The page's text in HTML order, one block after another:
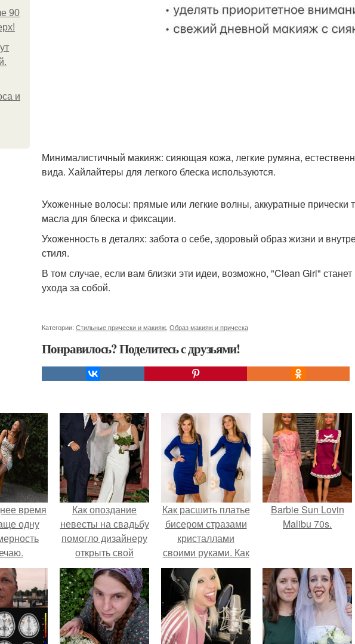
90
и
Минималистичный макияж: сияющая кожа, легкие румяна,
вида. Хайлайтеры для легкого блеска используются.
Ухоженные волосы: прямые или легкие волны, аккуратные прически
масла для блеска и фиксации.
Ухоженность в деталях: забота о себе, здоровый образ жизни и
стиля.
В том случае, если вам близки эти идеи, возможно, "Clean Girl"
ухода за собой.
Категории: Стильные прически и макияж Образ макияж и прическа
Понравилось? Поделитесь с друзьями!
время
одну
Как опоздание
невесты на свадьбу
помогло дизайнеру
открыть свой
бренд.
Как расшить платье
бисером стразами
кристаллами
своими руками. Как
украсить платье
стразами?
Barbie Sun Lovin
Malibu 70s.